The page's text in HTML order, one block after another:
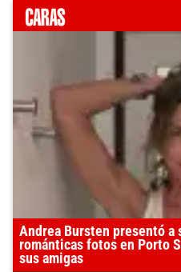
Andrea Bursten presentó a
románticas fotos en Porto
sus amigas